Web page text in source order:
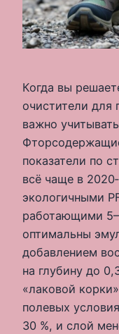
Когда вы
очистители для
важно
показатели по
всё чаще в
экологичными
работающими
оптимальны
добавлением
на глубину до
«лаковой
полевых
30 %, и слой